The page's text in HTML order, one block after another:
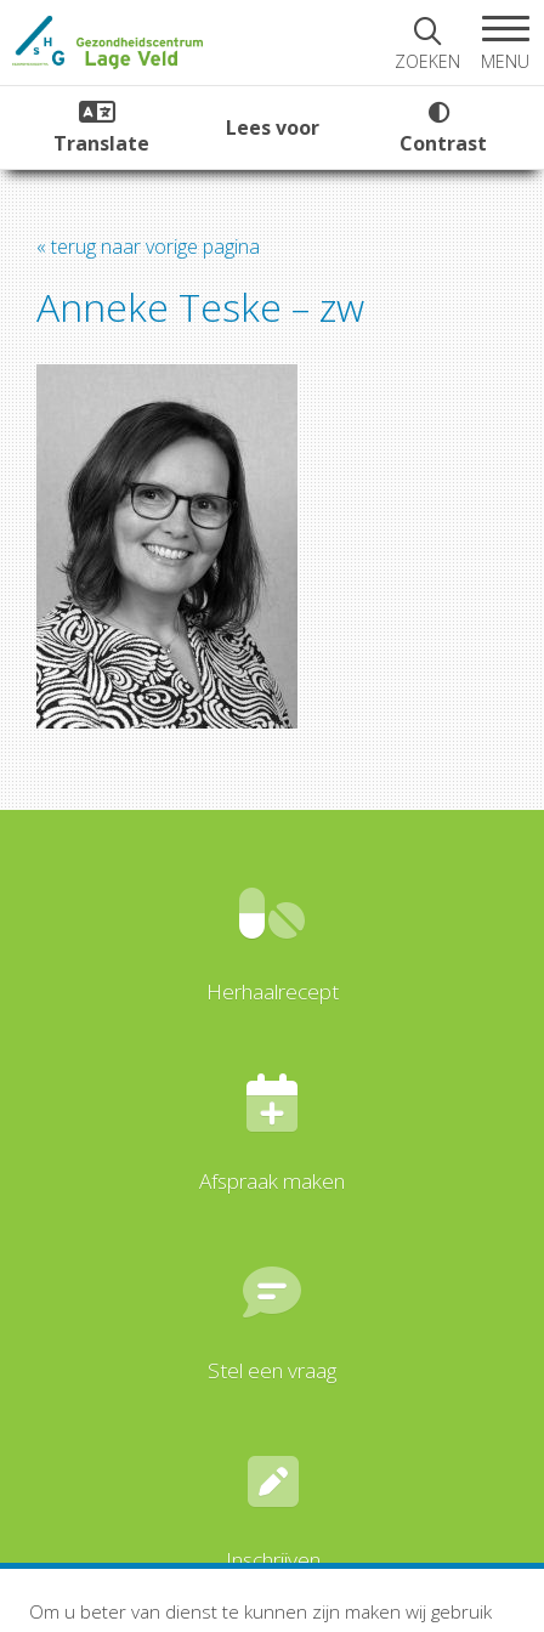
ZOEKEN MENU
Translate
Lees voor
Contrast
« terug naar vorige pagina
Anneke Teske – zw
Herhaalrecept
Afspraak maken
Stel een vraag
Inschrijven
Om u beter van dienst te kunnen zijn maken wij gebruik